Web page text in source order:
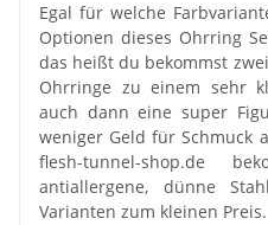
Egal für welche
Optionen dieses Ohrring
das heißt du bekommst
Ohrringe zu einem sehr
auch dann eine super
weniger Geld für Schmuck
flesh-tunnel-shop.de
antiallergene, dünne
Varianten zum kleinen Preis.